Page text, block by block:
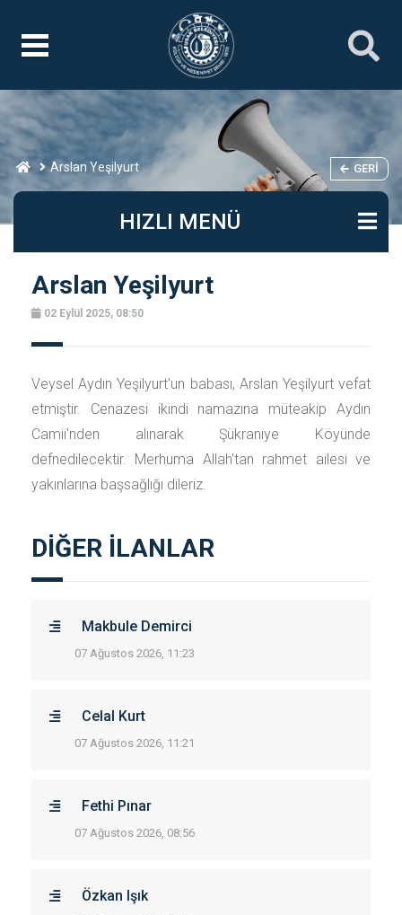
Arslan Yeşilyurt GERI
HIZLI MENÜ
Arslan Yeşilyurt
02 Eylül 2025, 08:50
Veysel Aydın Yeşilyurt'un babası, Arslan Yeşilyurt vefat
etmiştir. Cenazesi ikindi namazına müteakip Aydın
Camii'nden alınarak Şükraniye Köyünde
defnedilecektir. Merhuma Allah'tan rahmet ailesi ve
yakınlarına başsağlığı dileriz.
DİĞER İLANLAR
Makbule Demirci
07 Ağustos 2026, 11:23
Celal Kurt
07 Ağustos 2026, 11:21
Fethi Pınar
07 Ağustos 2026, 08:56
Özkan Işık